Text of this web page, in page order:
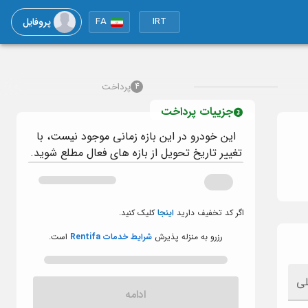
IRT
FA پروفایل
4 پرداخت
جزییات پرداخت
این خودرو در این بازه زمانی موجود نیست، با
تغییر تاریخ تحویل از بازه های فعال مطلع شوید.
اگر کد تخفیف دارید اینجاکلیک کنید.
رزرو به منزله پذیرش شرایط خدمات Rentifa است.
ادامه